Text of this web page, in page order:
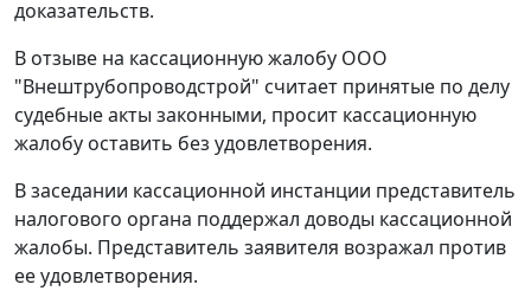
доказательств.
В отзыве на кассационную жалобу ООО
"Внештрубопроводстрой" считает принятые по делу
судебные акты законными, просит кассационную
жалобу оставить без удовлетворения.
В заседании кассационной инстанции представитель
налогового органа поддержал доводы кассационной
жалобы. Представитель заявителя возражал против
ее удовлетворения.